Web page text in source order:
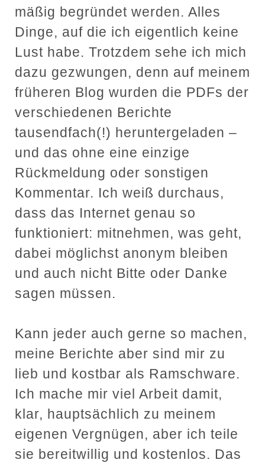
mäßig begründet werden. Alles
Dinge, auf die ich eigentlich keine
Lust habe. Trotzdem sehe ich mich
dazu gezwungen, denn auf meinem
früheren Blog wurden die PDFs der
verschiedenen Berichte
tausendfach(!) heruntergeladen –
und das ohne eine einzige
Rückmeldung oder sonstigen
Kommentar. Ich weiß durchaus,
dass das Internet genau so
funktioniert: mitnehmen, was geht,
dabei möglichst anonym bleiben
und auch nicht Bitte oder Danke
sagen müssen.
Kann jeder auch gerne so machen,
meine Berichte aber sind mir zu
lieb und kostbar als Ramschware.
Ich mache mir viel Arbeit damit,
klar, hauptsächlich zu meinem
eigenen Vergnügen, aber ich teile
sie bereitwillig und kostenlos. Das